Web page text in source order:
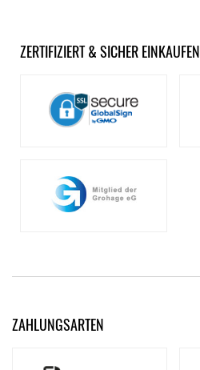
ZERTIFIZIERT & SICHER EINKAUFEN
ZAHLUNGSARTEN